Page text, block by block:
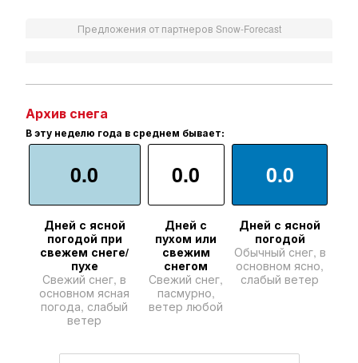
Предложения от партнеров Snow-Forecast
Архив снега
В эту неделю года в среднем бывает:
0.0
Дней с ясной
погодой при
свежем снеге/
пухе
Свежий снег, в
основном ясная
погода, слабый
ветер
0.0
Дней с
пухом или
свежим
снегом
Свежий снег,
пасмурно,
ветер любой
0.0
Дней с ясной
погодой
Обычный снег, в
основном ясно,
слабый ветер